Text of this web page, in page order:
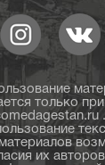
только
их